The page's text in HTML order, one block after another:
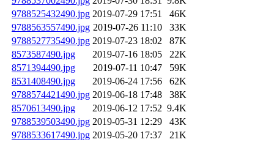
9788525432490.jpg 2019-07-29 17:51
46K
9788563557490.jpg 2019-07-26 11:10
33K
9788527735490.jpg 2019-07-23 18:02
87K
8573587490.jpg
2019-07-16 18:05
22K
8571394490.jpg
2019-07-11 10:47
59K
8531408490.jpg
2019-06-24 17:56
62K
9788574421490.jpg 2019-06-18 17:48
38K
8570613490.jpg
2019-06-12 17:52 9.4K
9788539503490.jpg 2019-05-31 12:29
43K
9788533617490.jpg 2019-05-20 17:37
21K